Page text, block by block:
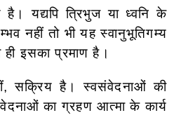
है। यद्यपि त्रिभुज या ध्वनि के
नहीं तो भी यह स्वानुभूतिगम्य
इसका प्रमाण है।
सक्रिय है। स्वसंवेदनाओं की
का ग्रहण आत्मा के कार्य